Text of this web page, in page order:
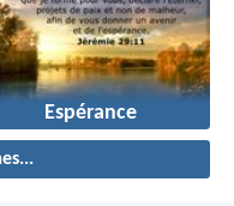
Espérance